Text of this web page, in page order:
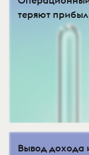
теряют
Вывод дохода